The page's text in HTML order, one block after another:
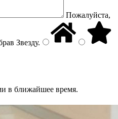
Пожалуйста,
Звезду.
в ближайшее время.